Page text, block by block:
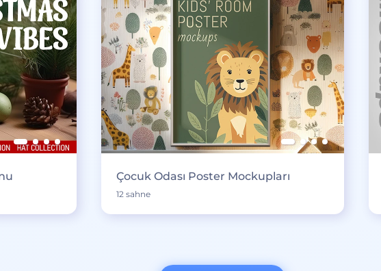
Çocuk Odası Poster Mockupları
12 sahne